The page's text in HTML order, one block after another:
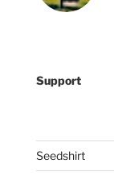
Support
Seedshirt